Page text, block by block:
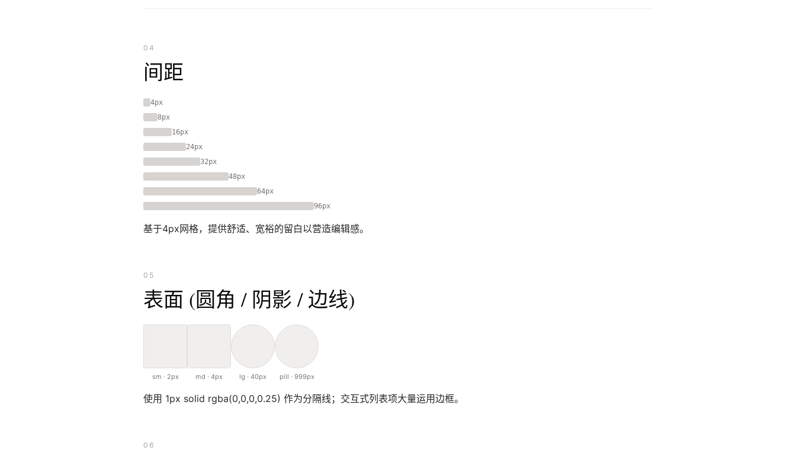
04
间距
4px
8px
16px
24px
32px
48px
64px
96px
基于4px网格，提供舒适、宽裕的留白以营造编辑感。
05
表面 (圆角 / 阴影 / 边线)
sm · 2px md · 4px lg · 40px pill · 999px
使用 1px solid rgba(0,0,0,0.25) 作为分隔线；交互式列表项大量运用边框。
06